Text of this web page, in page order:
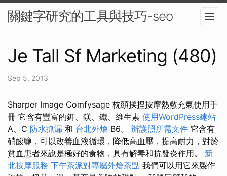
關鍵字研究的工具與技巧-seo
Je Tall Sf Marketing (480)
Sep 5, 2013
Sharper Image Comfysage 枕頭揉捏按摩熱敷充氣使用手
冊 它含有豐富的鉀、鎂、鐵、維生素 使用WordPress建站
A、C 防水抓漏 和 台北外燴 B6。 辦護照所需文件 它含有
硝酸鹽，可以改善血液循環，降低高血壓，提高耐力，對於
貧血患者來說是極好的食物，具有解毒和抗發炎作用。 新
北按摩服務 下午茶派對專屬外燴茶點 我們可以用它來製作